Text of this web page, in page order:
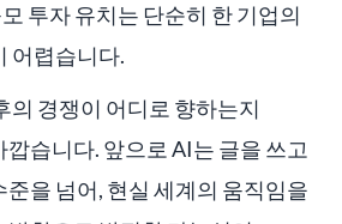
투자 유치는 단순히 한 기업의
어렵습니다.
의 경쟁이 어디로 향하는지
깝습니다. 앞으로 AI는 글을 쓰고
을 넘어, 현실 세계의 움직임을